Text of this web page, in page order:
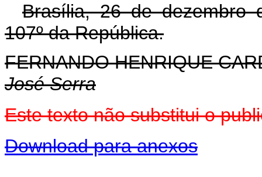
Brasília, 26 de dezembro
107º da República.
FERNANDO HENRIQUE
José Serra
Este texto não substitui o
Download para anexos